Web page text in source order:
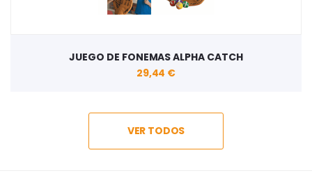
JUEGO DE FONEMAS ALPHA CATCH
29,44 €
VER TODOS